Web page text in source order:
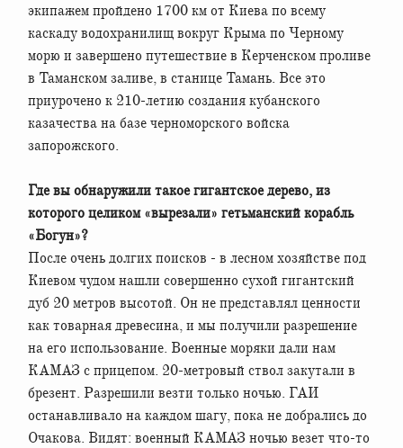
экипажем пройдено 1700 км от Киева по всему
каскаду водохранилищ вокруг Крыма по Черному
морю и завершено путешествие в Керченском проливе
в Таманском заливе, в станице Тамань. Все это
приурочено к 210-летию создания кубанского
казачества на базе черноморского войска
запорожского.
Где вы обнаружили такое гигантское дерево, из
которого целиком «вырезали» гетьманский корабль
«Богун»?
После очень долгих поисков - в лесном хозяйстве под
Киевом чудом нашли совершенно сухой гигантский
дуб 20 метров высотой. Он не представлял ценности
как товарная древесина, и мы получили разрешение
на его использование. Военные моряки дали нам
КАМАЗ с прицепом. 20-метровый ствол закутали в
брезент. Разрешили везти только ночью. ГАИ
останавливало на каждом шагу, пока не добрались до
Очакова. Видят: военный КАМАЗ ночью везет что-то